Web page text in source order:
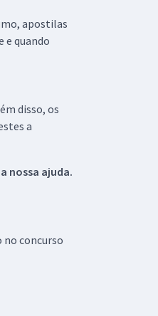
apostilas
e quando
disso, os
a
nossa ajuda.
no concurso